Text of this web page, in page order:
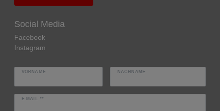
Social Media
Facebook
Instagram
VORNAME NACHNAME
E-MAIL **